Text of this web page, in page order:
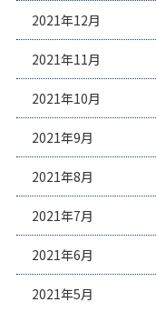
2021年12月
2021年11月
2021年10月
2021年9月
2021年8月
2021年7月
2021年6月
2021年5月